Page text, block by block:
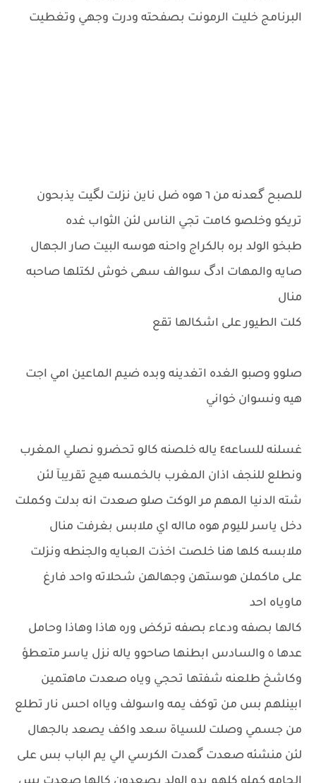
البرنامج خليت الرمونت بصفحته ودرت وجهي وتغطيت
للصبح گعدنه من ٦ هوه ضل ناين نزلت لگيت يذبحون
تريكو وخلصو كامت تجي الناس لئن الثواب غده
طبخو الولد بره بالكراج واحنه هوسه البيت صار الجهال
صايه والمهات ادگ سوالف سهى خوش لكتلها صاحبه
منال
كلت الطيور على اشكالها تقع
صلوو وصبو الغده اتغدينه وبده ضيم الماعين امي اجت
هيه ونسوان خواني
غسلنه للساعه٤ ياله خلصنه كالو تحضرو نصلي المغرب
ونطلع للنجف اذان المغرب بالخمسه هيج تقريبآ لئن
شته الدنيا المهم مر الوكت صلو صعدت انه بدلت وكملت
دخل ياسر لليوم هوه مااله اي ملابس بغرفت منال
ملابسه كلها هنا خلصت اخذت العبايه والجنطه ونزلت
على ماكملن هوستهن وجهالهن شحلاته واحد فارغ
ماوياه احد
كالها بصفه ودعاء بصفه تركض وره هاذا وهاذا وحامل
عدها ٥ والسادس ابطنها صاحوو ياله نزل ياسر متعطؤ
وكاشخ طلعنه شفتها تحجي وياه صعدت ماهتمين
ابينلهم بس من توكف يمه واسولف ويااه احس نار تطلع
من جسمي وصلت للسياة سعد واكف يصعد بالجهال
لئن منشئه صعدت گعدت الكرسي الي يم الباب بس على